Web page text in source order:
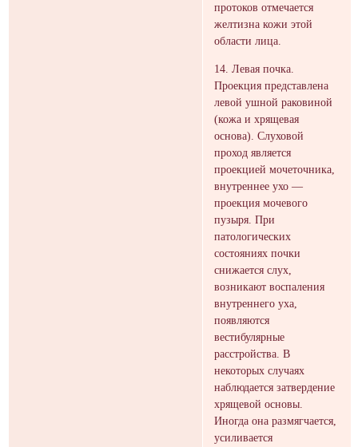
протоков отмечается
желтизна кожи этой
области лица.
14. Левая почка.
Проекция представлена
левой ушной раковиной
(кожа и хрящевая
основа). Слуховой
проход является
проекцией мочеточника,
внутреннее ухо —
проекция мочевого
пузыря. При
патологических
состояниях почки
снижается слух,
возникают воспаления
внутреннего уха,
появляются
вестибулярные
расстройства. В
некоторых случаях
наблюдается затвердение
хрящевой основы.
Иногда она размягчается,
усиливается